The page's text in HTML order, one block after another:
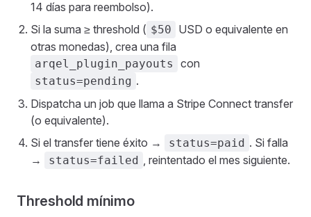
14 días para reembolso).
Si la suma ≥ threshold ( $50
USD o equivalente en
otras monedas), crea una fila
arqel_plugin_payouts con
status=pending .
Dispatcha un job que llama a Stripe Connect transfer
(o equivalente).
Si el transfer tiene éxito →
status=paid . Si falla
→
status=failed , reintentado el mes siguiente.
Threshold mínimo